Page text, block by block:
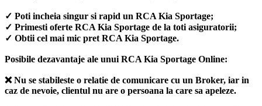
✓ Poti incheia singur si rapid un RCA Kia Sportage;
✓ Primesti oferte RCA Kia Sportage de la toti asiguratorii;
✓ Obtii cel mai mic pret RCA Kia Sportage.
Posibile dezavantaje ale unui RCA Kia Sportage Online:
❌ Nu se stabileste o relatie de comunicare cu un Broker, iar in
caz de nevoie, clientul nu are o persoana la care sa apeleze.